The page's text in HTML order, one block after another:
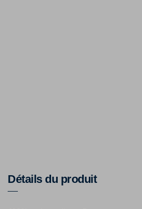
Détails du produit